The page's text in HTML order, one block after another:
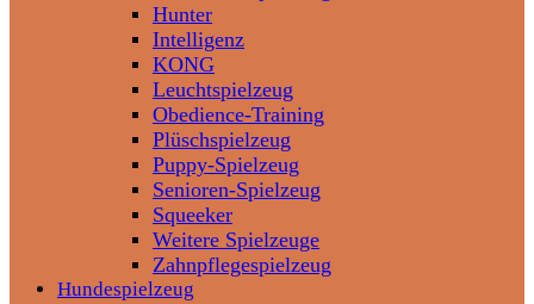
Hunter
Intelligenz
KONG
Leuchtspielzeug
Obedience-Training
Plüschspielzeug
Puppy-Spielzeug
Senioren-Spielzeug
Squeeker
Weitere Spielzeuge
Zahnpflegespielzeug
Hundespielzeug